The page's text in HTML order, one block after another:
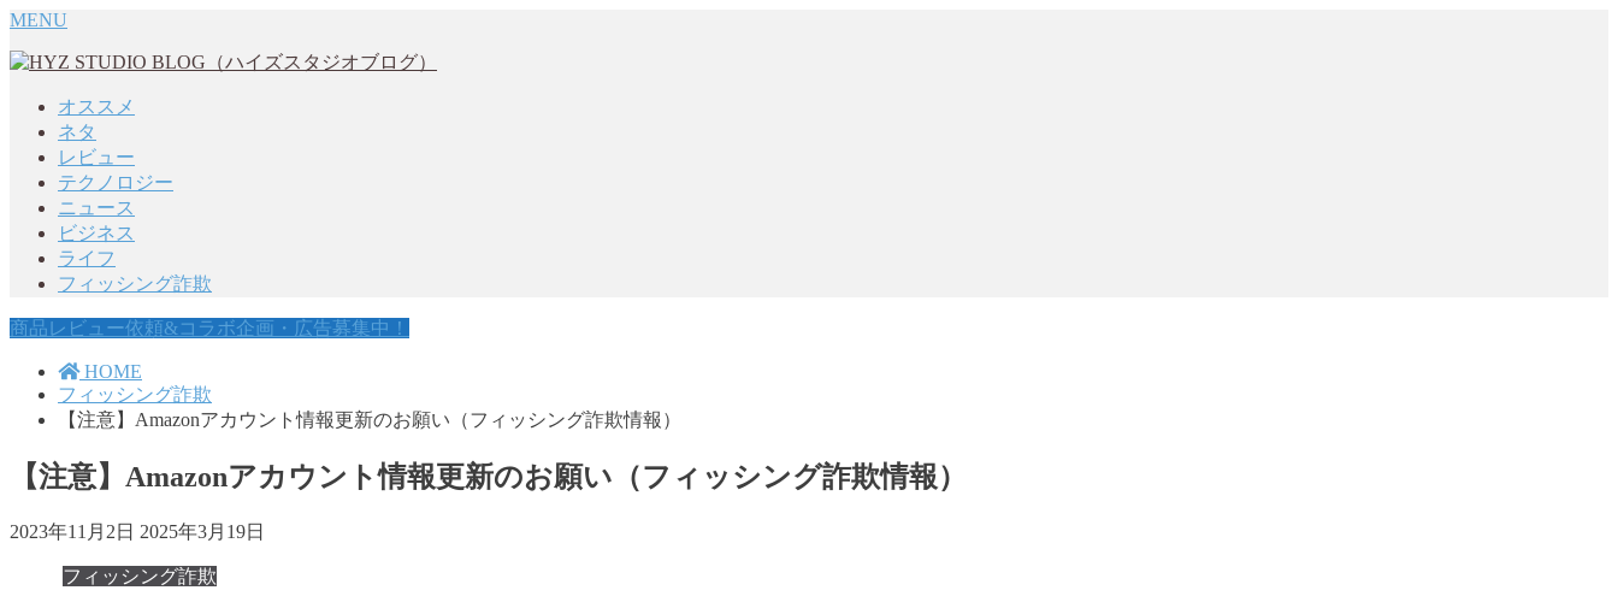
MENU
オススメ
ネタ
レビュー
テクノロジー
ニュース
ビジネス
ライフ
フィッシング詐欺
商品レビュー依頼&コラボ企画・広告募集中！
HOME
フィッシング詐欺
【注意】Amazonアカウント情報更新のお願い（フィッシング詐欺情報）
【注意】Amazonアカウント情報更新のお願い（フィッシング詐欺情報）
2023年11月2日 2025年3月19日
フィッシング詐欺